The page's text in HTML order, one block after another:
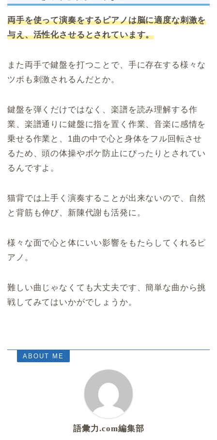
両手を使って演奏をするピアノは脳に適度な刺激を
与え、活性化させるとされています。
また両手で鍵盤を打つことで、手に存在する様々な
ツボも刺激されるんだとか。
鍵盤を弾くだけではなく、楽譜を読み理解する作
業、楽譜通りに鍵盤に指を置く作業、音楽に感情を
乗せる作業と、1曲の中で心と身体をフル回転させ
るため、頭の体操やボケ防止にぴったりとされてい
るんですよ。
猫背では上手く演奏することが出来ないので、自然
と背筋も伸び、新陳代謝も活発に。
様々な面で心と体にいい影響をもたらしてくれるピ
アノ。
難しい曲じゃなくても大丈夫です、簡単な曲から挑
戦してみてはいかがでしょうか。
ABOUT ME
語彙力.com編集部